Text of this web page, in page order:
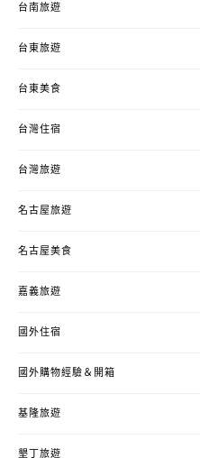
台南旅遊
台東旅遊
台東美食
台灣住宿
台灣旅遊
名古屋旅遊
名古屋美食
嘉義旅遊
國外住宿
國外購物經驗＆開箱
基隆旅遊
墾丁旅遊